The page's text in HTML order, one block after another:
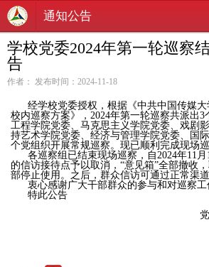
通知公告
学校党委2024年第一轮巡察
告
作者： 发布时间：2024-11-18
经学校党委授权，根据《中共中国传媒
校内巡察方案》，2024年第一轮巡察共派出
工程学院党委、马克思主义学院党委、戏剧
持艺术学院党委、经济与管理学院党委、国
个党组织开展常规巡察。现已顺利完成现场
各巡察组已结束现场巡察，自2024年11月
的信访接待点予以取消，“意见箱”全部撤收
部停止使用。之后，群众信访可通过正常渠
衷心感谢广大干部群众的参与和对巡察工
特此公告
党委巡察工作
2024年11